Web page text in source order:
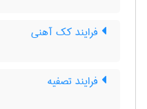
فرایند کک آهنی
فرایند تصفیه